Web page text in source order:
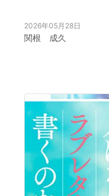
2026年05月28日
関根 成久